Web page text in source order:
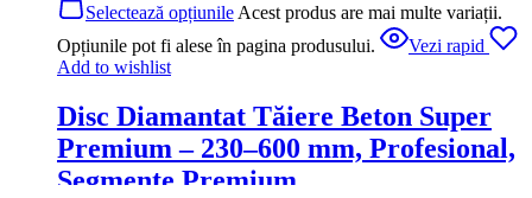
Selectează opțiunile Acest produs are mai multe variații.
Opțiunile pot fi alese în pagina produsului.
Vezi rapid
Add to wishlist
Disc Diamantat Tăiere Beton Super
Premium – 230–600 mm, Profesional,
Segmente Premium